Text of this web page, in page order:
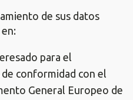
de sus datos
para el
conformidad con el
General Europeo de